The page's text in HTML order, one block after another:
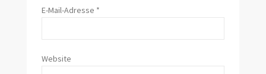
E-Mail-Adresse *
Website